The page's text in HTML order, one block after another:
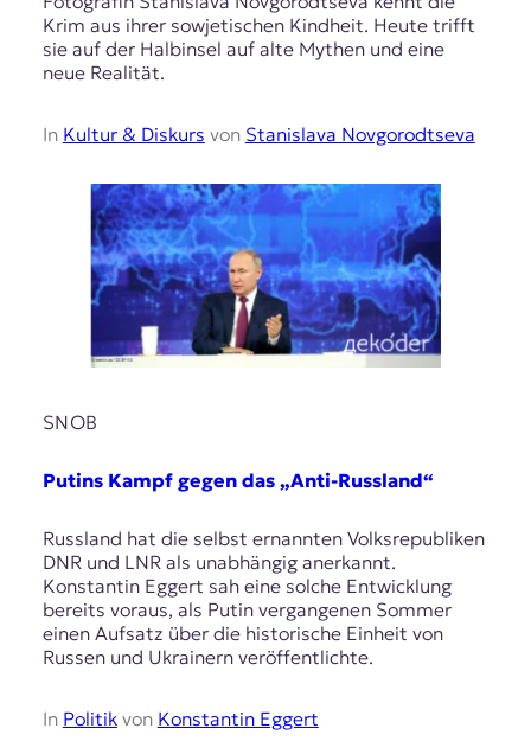
Krim aus ihrer sowjetischen Kindheit. Heute trifft
sie auf der Halbinsel auf alte Mythen und eine
neue Realität.
In Kultur & Diskurs von Stanislava Novgorodtseva
SNOB
Putins Kampf gegen das „Anti-Russland“
Russland hat die selbst ernannten Volksrepubliken
DNR und LNR als unabhängig anerkannt.
Konstantin Eggert sah eine solche Entwicklung
bereits voraus, als Putin vergangenen Sommer
einen Aufsatz über die historische Einheit von
Russen und Ukrainern veröffentlichte.
In Politikvon Konstantin Eggert